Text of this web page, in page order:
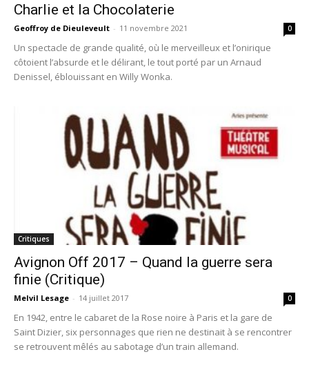
Charlie et la Chocolaterie
Geoffroy de Dieuleveult - 11 novembre 2021 0
Un spectacle de grande qualité, où le merveilleux et l’onirique
côtoient l’absurde et le délirant, le tout porté par un Arnaud
Denissel, éblouissant en Willy Wonka.
Critiques
Avignon Off 2017 – Quand la guerre sera
finie (Critique)
Melvil Lesage - 14 juillet 2017 0
En 1942, entre le cabaret de la Rose noire à Paris et la gare de
Saint Dizier, six personnages que rien ne destinait à se rencontrer
se retrouvent mêlés au sabotage d’un train allemand.